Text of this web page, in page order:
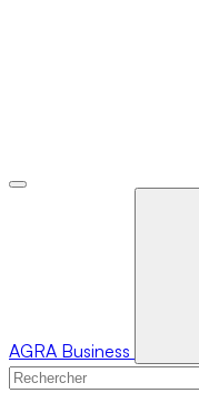
AGRA Business